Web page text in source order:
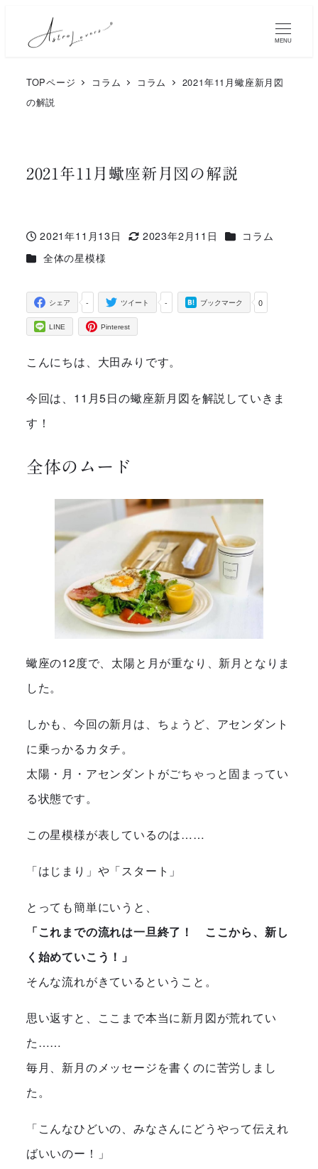
MENU
TOPページ コラム コラム
2021年11月蠍座新月図
の解説
2021年11月蠍座新月図の解説
投稿日
2021年11月13日 2023年2月11日 カテゴリー
コラム
カテゴリー
全体の星模様
-
シェア -
ツイート 0
ブックマーク
LINE Pinterest
こんにちは、大田みりです。
今回は、11月5日の蠍座新月図を解説していきま
す！
全体のムード
蠍座の12度で、太陽と月が重なり、新月となりま
した。
しかも、今回の新月は、ちょうど、アセンダント
に乗っかるカタチ。
太陽・月・アセンダントがごちゃっと固まってい
る状態です。
この星模様が表しているのは……
「はじまり」 や 「スタート」
とっても簡単にいうと、
「これまでの流れは一旦終了！ ここから、新し
く始めていこう！」
そんな流れがきているということ。
思い返すと、ここまで本当に新月図が荒れてい
た……
毎月、新月のメッセージを書くのに苦労しまし
た。
「こんなひどいの、みなさんにどうやって伝えれ
ばいいのー！」